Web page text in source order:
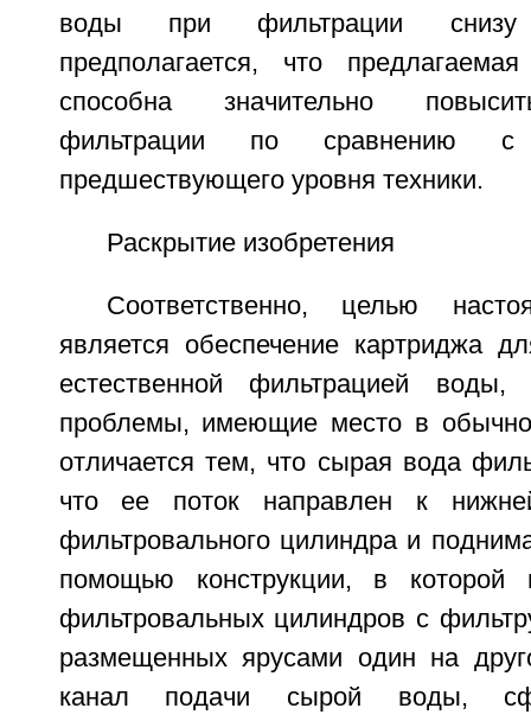
воды при фильтрации
предполагается, что
способна значительно
фильтрации по сравнению с
предшествующего уровня техники.
Раскрытие изобретения
Соответственно, целью
является обеспечение картриджа
естественной фильтрацией воды,
проблемы, имеющие место в
отличается тем, что сырая вода
что ее поток направлен к
фильтровального цилиндра и
помощью конструкции, в которой
фильтровальных цилиндров с
размещенных ярусами один на
канал подачи сырой воды,